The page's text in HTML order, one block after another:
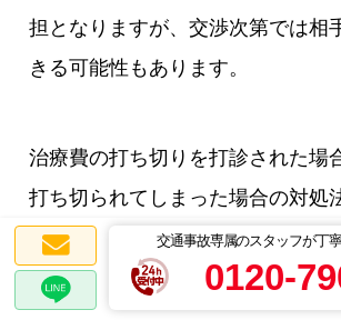
交通事故専属のスタッフが丁
0120-
担となりますが、交渉次第では相
きる可能性もあります。
治療費の打ち切りを打診された場
打ち切られてしまった場合の対処
下ページもご参考ください。
合わせて読みたい関連記事